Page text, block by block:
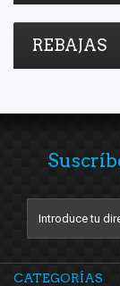
REBAJAS
CATEGORÍAS